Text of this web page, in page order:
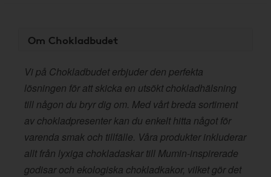
Om Chokladbudet
Vi på Chokladbudet erbjuder den perfekta
lösningen för att skicka en utsökt chokladhälsning
till någon du bryr dig om. Med vårt breda sortiment
av chokladpresenter kan du enkelt hitta något för
varenda smak och tillfälle. Våra produkter inkluderar
allt från lyxiga chokladaskar till Mumin-inspirerade
godisar och ekologiska chokladkakor, vilket gör det